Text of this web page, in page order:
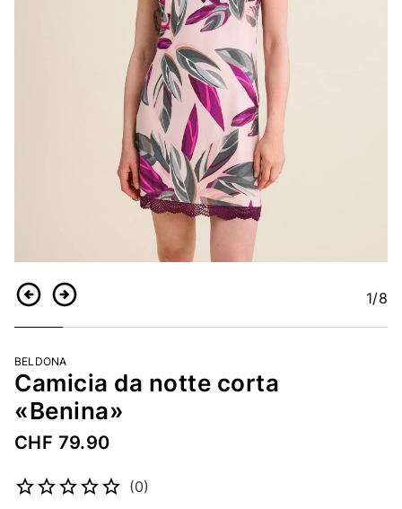
IndietroContinua 1/8
BELDONA
Camicia da notte corta
«Benina»
CHF 79.90
(0)